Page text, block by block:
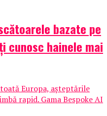
bazate pe
hainele mai
Europa, așteptările
rapid. Gama Bespoke AI